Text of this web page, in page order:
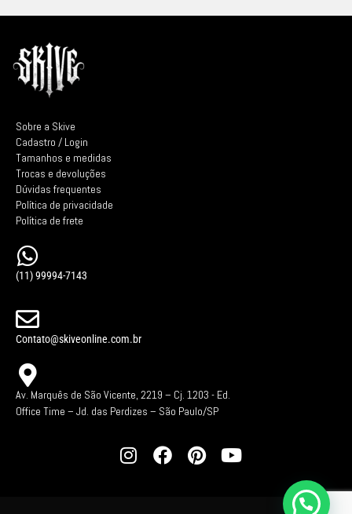
Sobre a Skive
Cadastro / Login
Tamanhos e medidas
Trocas e devoluções
Dúvidas frequentes
Política de privacidade
Política de frete
(11) 99994-7143
Contato@skiveonline.com.br
Av. Marquês de São Vicente, 2219 – Cj. 1203 - Ed.
Office Time – Jd. das Perdizes – São Paulo/SP